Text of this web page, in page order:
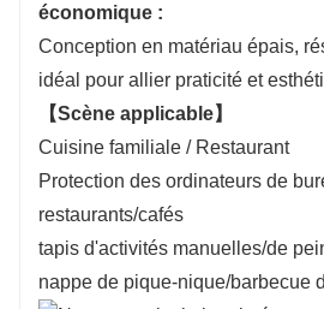
économique :
Conception en matériau épais,
idéal pour allier praticité et
【Scène applicable】
Cuisine familiale / Restaurant
Protection des ordinateurs de
restaurants/cafés
tapis d'activités manuelles/de
nappe de pique-nique/barbecue